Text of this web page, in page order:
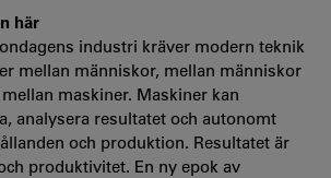
här
industri kräver modern teknik
mellan människor, mellan människor
maskiner. Maskiner kan
analysera resultatet och autonomt
och produktion. Resultatet är
produktivitet. En ny epok av